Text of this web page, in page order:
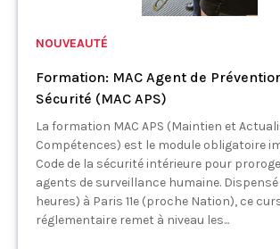
NOUVEAUTÉ
Formation: MAC Agent de
Sécurité (MAC APS)
La formation MAC APS (Maintien et
Compétences) est le module obligatoire
Code de la sécurité intérieure pour
agents de surveillance humaine.
heures) à Paris 11e (proche Nation), ce
réglementaire remet à niveau les...